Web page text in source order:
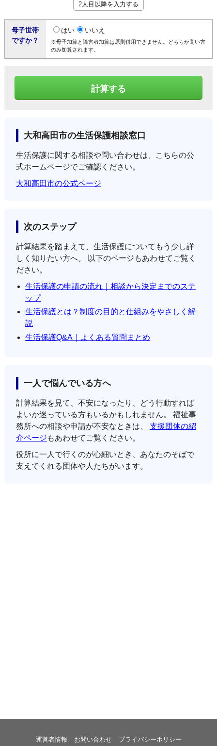
2人目以降を入力する
母子世帯
ですか？
はい いいえ
※母子加算と障害者加算は原則併用できません。どちらか高い方
のみ加算されます。
大和高田市の生活保護相談窓口
生活保護に関する相談や問い合わせは、こちらの公
式ホームページでご確認ください。
大和高田市の公式ページ
次のステップ
計算結果を踏まえて、生活保護についてもう少し詳
しく知りたい方へ。 以下のページもあわせてご覧く
ださい。
生活保護の申請の流れ｜相談から決定までのステ
ップ
生活保護とは？制度の目的と仕組みをやさしく解
説
生活保護Q&A｜よくある質問まとめ
一人で悩んでいる方へ
計算結果を見て、不安になったり、どう行動すれば
よいか迷っている方もいるかもしれません。 福祉事
務所への相談や申請が不安なときは、 支援団体の紹
介ページ もあわせてご覧ください。
役所に一人で行くのが心細いとき、あなたのそばで
支えてくれる団体や人たちがいます。
運営者情報 お問い合わせ プライバシーポリシー